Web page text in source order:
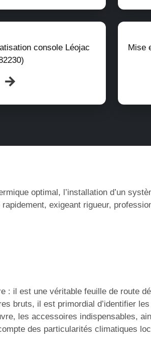
console Léojac
Mise
optimal, l’installation d’un
exigeant rigueur,
: il est une véritable feuille de route
bruts, il est primordial d’identifier
les accessoires indispensables,
des particularités climatiques